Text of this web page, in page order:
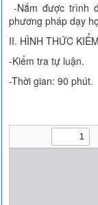
-Nắm được trình
phương pháp dạy
II. HÌNH THỨC
-Kiểm tra tự luận.
-Thời gian: 90 phút.